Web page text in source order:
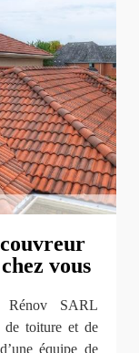
vous
Rénov SARL
de toiture et de
équipe de